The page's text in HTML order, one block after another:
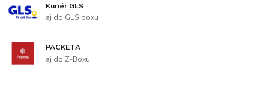
Kuriér GLS
aj do GLS boxu
PACKETA
aj do Z-Boxu